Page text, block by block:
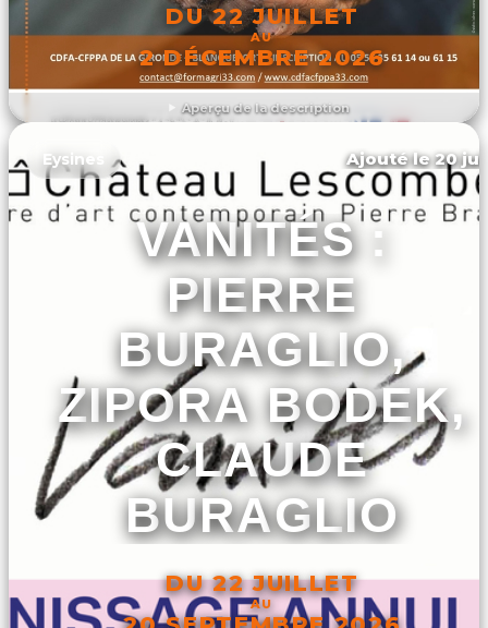
Aperçu de la description
DU 22 JUILLET
AU
2 DÉCEMBRE 2026
DÉCOUVRIR L'ÉVÉNEMENT
Eysines Ajouté le 20
VANITÉS :
PIERRE
BURAGLIO,
ZIPORA BODEK,
CLAUDE
BURAGLIO
DU 22 JUILLET
AU